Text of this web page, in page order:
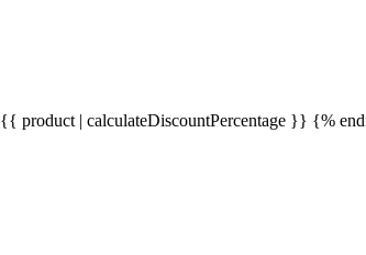
{{ product | calculateDiscountPercentage }} {%